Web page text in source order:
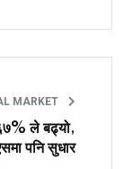
MARKET
ले बढ्यो,
पनि सुधार